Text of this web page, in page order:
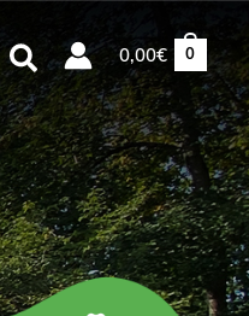
Buscar 0,00€ 0